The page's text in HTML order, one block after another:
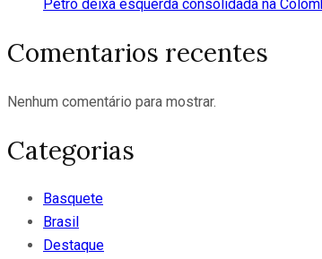
Petro deixa esquerda consolidada na
Comentarios recentes
Nenhum comentário para mostrar.
Categorias
Basquete
Brasil
Destaque